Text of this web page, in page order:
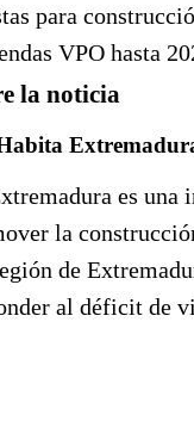
para
VPO hasta
la noticia
es una
la
de
al déficit de